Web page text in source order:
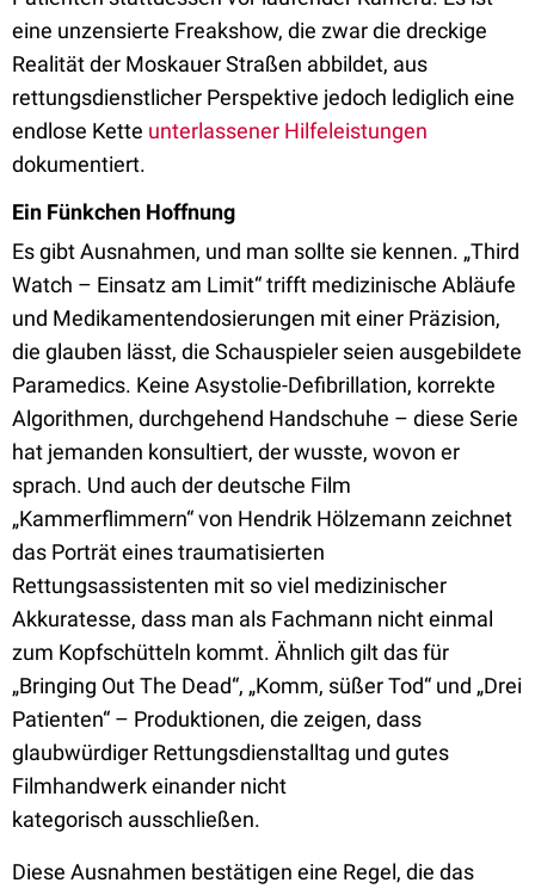
eine unzensierte Freakshow, die zwar die dreckige
Realität der Moskauer Straßen abbildet, aus
rettungsdienstlicher Perspektive jedoch lediglich eine
endlose Kette unterlassener Hilfeleistungen
dokumentiert.
Ein Fünkchen Hoffnung
Es gibt Ausnahmen, und man sollte sie kennen. „Third
Watch – Einsatz am Limit“ trifft medizinische Abläufe
und Medikamentendosierungen mit einer Präzision,
die glauben lässt, die Schauspieler seien ausgebildete
Paramedics. Keine Asystolie-Defibrillation, korrekte
Algorithmen, durchgehend Handschuhe – diese Serie
hat jemanden konsultiert, der wusste, wovon er
sprach. Und auch der deutsche Film
„Kammerflimmern“ von Hendrik Hölzemann zeichnet
das Porträt eines traumatisierten
Rettungsassistenten mit so viel medizinischer
Akkuratesse, dass man als Fachmann nicht einmal
zum Kopfschütteln kommt. Ähnlich gilt das für
„Bringing Out The Dead“, „Komm, süßer Tod“ und „Drei
Patienten“ – Produktionen, die zeigen, dass
glaubwürdiger Rettungsdienstalltag und gutes
Filmhandwerk einander nicht
kategorisch ausschließen.
Diese Ausnahmen bestätigen eine Regel, die das